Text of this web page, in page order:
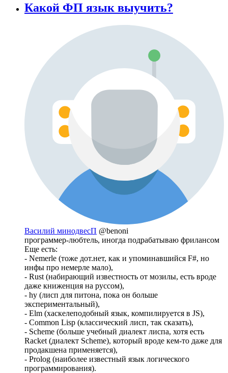
Какой ФП язык выучить?
Василий минодвесП @benoni
программер-любтель, иногда подрабатываю фрилансом
Еще есть:
- Nemerle (тоже дот.нет, как и упоминавшийся F#, но
инфы про немерле мало),
- Rust (набирающий известность от мозилы, есть вроде
даже книженция на руссом),
- hy (лисп для питона, пока он больше
экспериментальный),
- Elm (хаскелеподобный язык, компилируется в JS),
- Common Lisp (классический лисп, так сказать),
- Scheme (больше учебный диалект лиспа, хотя есть
Racket (диалект Scheme), который вроде кем-то даже для
продакшена применяется),
- Prolog (наиболее известный язык логического
программирования).